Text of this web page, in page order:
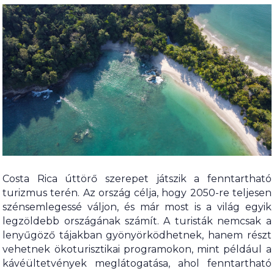
Costa Rica úttörő szerepet játszik a fenntartható
turizmus terén. Az ország célja, hogy 2050-re teljesen
szénsemlegessé váljon, és már most is a világ egyik
legzöldebb országának számít. A turisták nemcsak a
lenyűgöző tájakban gyönyörködhetnek, hanem részt
vehetnek ökoturisztikai programokon, mint például a
kávéültetvények meglátogatása, ahol fenntartható